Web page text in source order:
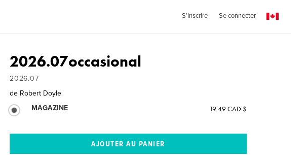
S'inscrire Se connecter
2026.07occasional
2026.07
de Robert Doyle
MAGAZINE
19.49 CAD $